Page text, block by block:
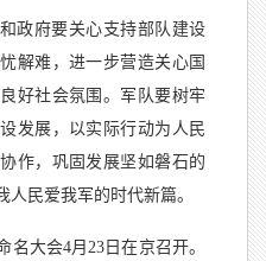
政府要关心支持部队建设
解难，进一步营造关心国
好社会氛围。军队要树牢
发展，以实际行动为人民
作，巩固发展坚如磐石的
民爱我军的时代新篇。
名大会4月23日在京召开。